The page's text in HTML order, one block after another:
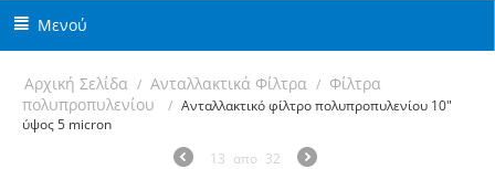
Μενού
Αρχική Σελίδα / Ανταλλακτικά Φίλτρα / Φίλτρα
πολυπροπυλενίου
/ Ανταλλακτικό φίλτρο πολυπροπυλενίου 10"
ύψος 5 micron
13 απο 32